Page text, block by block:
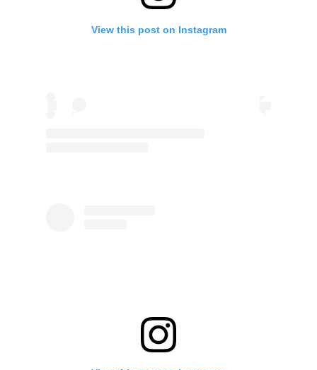
View this post on Instagram